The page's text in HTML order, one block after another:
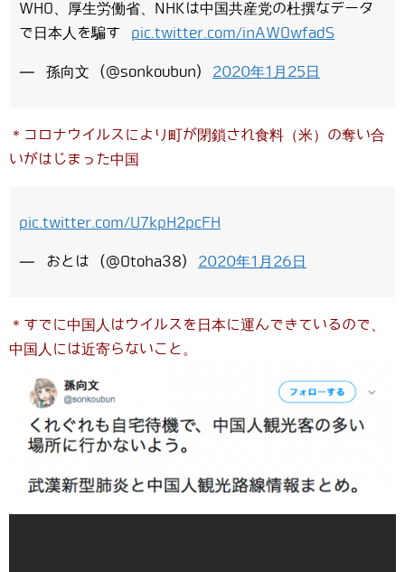
WHO、厚生労働省、NHKは中国共産党の杜撰なデータ
で日本人を騙す pic.twitter.com/inAWOwfadS
— 孫向文 (@sonkoubun) 2020年1月25日
＊コロナウイルスにより町が閉鎖され食料（米）の奪い合
いがはじまった中国
pic.twitter.com/U7kpH2pcFH
— おとは (@Otoha38) 2020年1月26日
＊すでに中国人はウイルスを日本に運んできているので、
中国人には近寄らないこと。